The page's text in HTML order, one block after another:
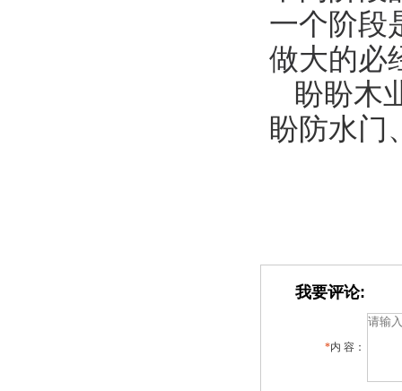
一个阶段
做大的必
盼盼木
盼防水门
我要评论:
*内 容：